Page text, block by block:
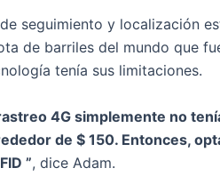
seguimiento y localización
de barriles del mundo que
tenía sus limitaciones.
4G simplemente no
de $ 150. Entonces,
”, dice Adam.